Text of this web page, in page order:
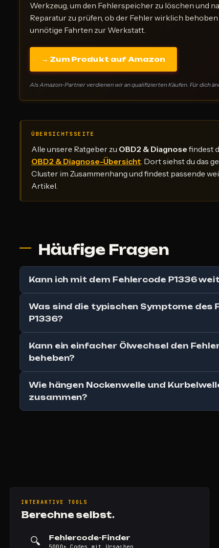
Werkzeug, um den Fehlerspeicher zu löschen und
Reparatur zu prüfen, ob der Fehler wirklich
unnötige Fahrten zur Werkstatt.
→ Zum Produkt auf Amazon
Als Amazon-Partner verdienen wir an qualifizierten Käufen. Für dich
ÜBERSICHTSSEITE
Alle unsere Ratgeber zu OBD2 & Diagnose findest
OBD2 & Diagnose-Übersicht. Dort siehst du das
Cluster im Zusammenhang und findest passende
Artikel.
Häufige Fragen
Kann ich mit dem Fehlercode P1336
Was sind die typischen Symptome des
P1336?
Kann ein einfacher Ölwechsel den
beheben?
Wie hängen Nockenwelle und
zusammen?
INTERAKTIVE TOOLS
Berechne selbst.
🔍 Fehlercode-Finder
5000+ Codes mit Ursachen